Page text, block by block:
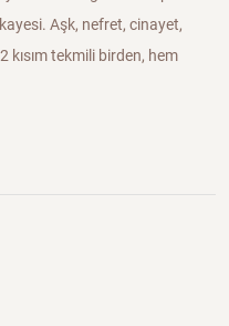
Aşk, nefret, cinayet,
kısım tekmili birden, hem